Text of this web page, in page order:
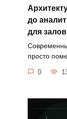
до
для
просто
0